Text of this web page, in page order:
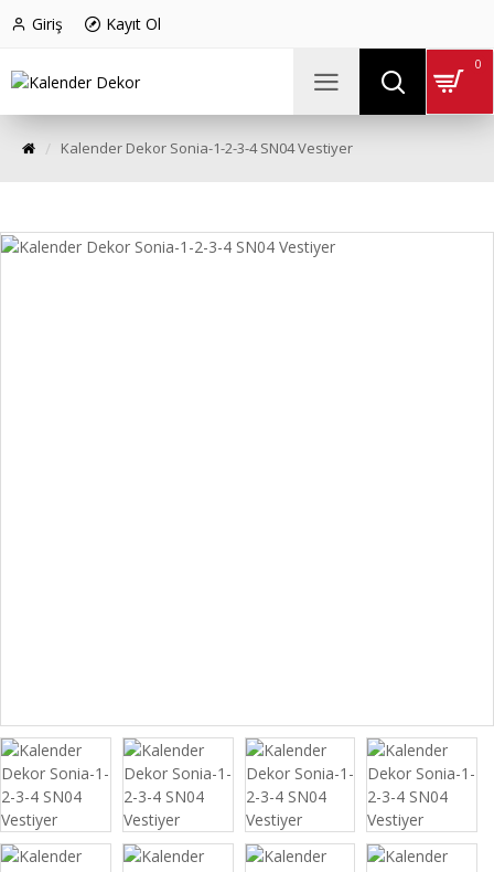
Giriş Kayıt Ol
0
Kalender Dekor Sonia-1-2-3-4 SN04 Vestiyer